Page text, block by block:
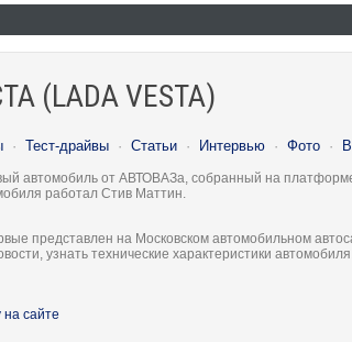
(LADA VESTA)
· Тест-драйвы · Статьи · Интервью · Фото ·
автомобиль от АВТОВАЗа, собранный на
работал Стив Маттин.
представлен на Московском автомобильном
узнать технические характеристики
на сайте